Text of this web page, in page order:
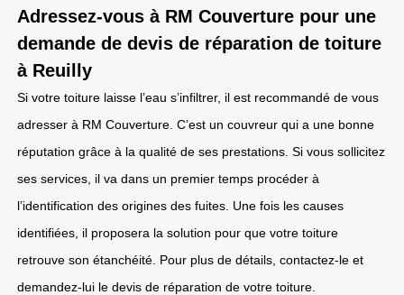
Adressez-vous à RM Couverture pour une
demande de devis de réparation de toiture
à Reuilly
Si votre toiture laisse l’eau s’infiltrer, il est recommandé de vous
adresser à RM Couverture. C’est un couvreur qui a une bonne
réputation grâce à la qualité de ses prestations. Si vous sollicitez
ses services, il va dans un premier temps procéder à
l’identification des origines des fuites. Une fois les causes
identifiées, il proposera la solution pour que votre toiture
retrouve son étanchéité. Pour plus de détails, contactez-le et
demandez-lui le devis de réparation de votre toiture.